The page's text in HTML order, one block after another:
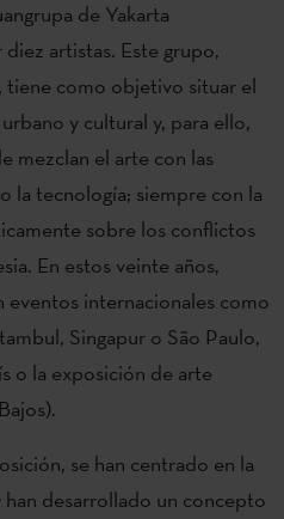
de Yakarta
artistas. Este grupo,
como objetivo situar el
y cultural y, para ello,
mezclan el arte con las
la tecnología; siempre con la
sobre los conflictos
En estos veinte años,
eventos internacionales como
Singapur o São Paulo,
o la exposición de arte
se han centrado en la
desarrollado un concepto